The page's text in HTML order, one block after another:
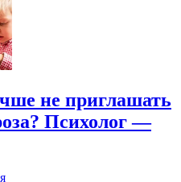
не приглашать
Психолог —